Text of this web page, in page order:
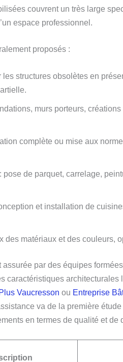
couvrent un très large
espace professionnel.
proposés :
les structures obsolètes en
murs porteurs,
complète ou mise aux
: pose de parquet, carrelage,
et installation de
des matériaux et des couleurs,
assurée par des équipes
caractéristiques
Vaucresson ou Entreprise
va de la première
en termes de qualité et de